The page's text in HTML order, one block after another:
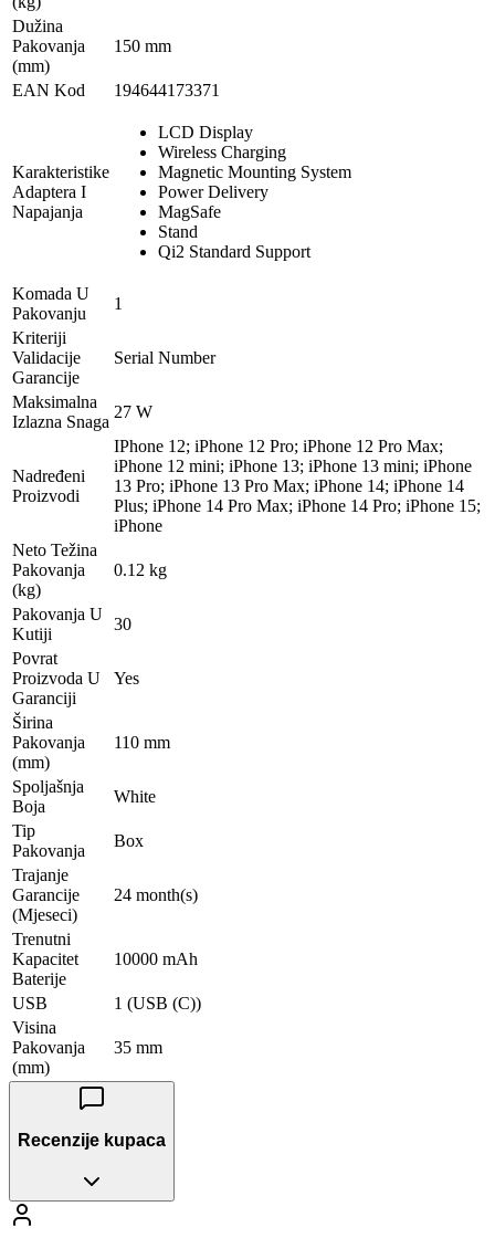
Dužina
Pakovanja
(mm)
150 mm
EAN Kod 194644173371
Karakteristike
Adaptera I
Napajanja
LCD Display
Wireless Charging
Magnetic Mounting System
Power Delivery
MagSafe
Stand
Qi2 Standard Support
Komada U
Pakovanju
1
Kriteriji
Validacije
Garancije
Serial Number
Maksimalna
Izlazna Snaga
27 W
Nadređeni
Proizvodi
IPhone 12; iPhone 12 Pro; iPhone 12 Pro Max;
iPhone 12 mini; iPhone 13; iPhone 13 mini; iPhone
13 Pro; iPhone 13 Pro Max; iPhone 14; iPhone 14
Plus; iPhone 14 Pro Max; iPhone 14 Pro; iPhone 15;
iPhone
Neto Težina
Pakovanja
(kg)
0.12 kg
Pakovanja U
Kutiji
30
Povrat
Proizvoda U
Garanciji
Yes
Širina
Pakovanja
(mm)
110 mm
Spoljašnja
Boja
White
Tip
Pakovanja
Box
Trajanje
Garancije
(Mjeseci)
24 month(s)
Trenutni
Kapacitet
Baterije
10000 mAh
USB
1 (USB (C))
Visina
Pakovanja
(mm)
35 mm
Recenzije kupaca